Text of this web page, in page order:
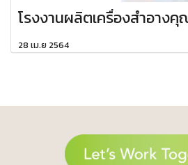
โรงงานผลิตเครื่องสำอาง
28 เม.ย 2564